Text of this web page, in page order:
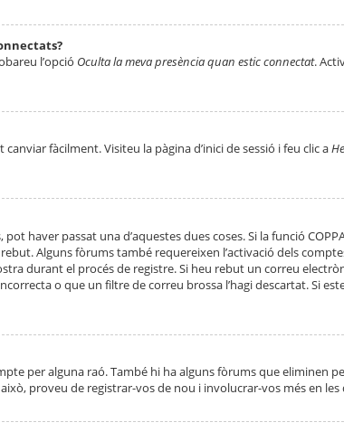
l’opció Oculta la meva presència quan estic connectat.
fàcilment. Visiteu la pàgina d’inici de sessió i feu clic a
haver passat una d’aquestes dues coses. Si la funció
Alguns fòrums també requereixen l’activació dels
durant el procés de registre. Si heu rebut un correu
o que un filtre de correu brossa l’hagi descartat. Si
per alguna raó. També hi ha alguns fòrums que eliminen
proveu de registrar-vos de nou i involucrar-vos més en